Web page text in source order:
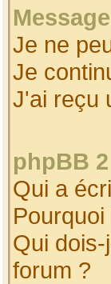
Je ne
Je
J'ai reçu
phpBB 2
Qui a
Qui
forum ?